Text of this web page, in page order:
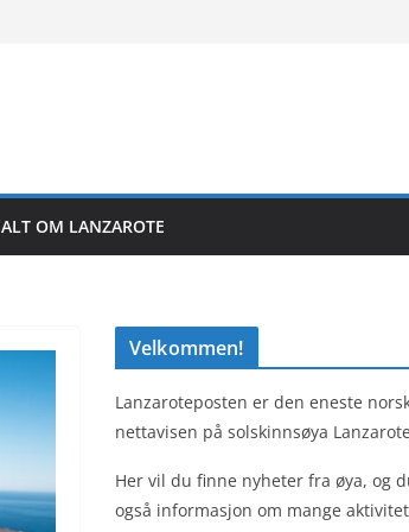
ALT OM LANZAROTE
Velkommen!
Lanzaroteposten er den eneste
nettavisen på solskinnsøya
Her vil du finne nyheter fra øya, og
også informasjon om mange